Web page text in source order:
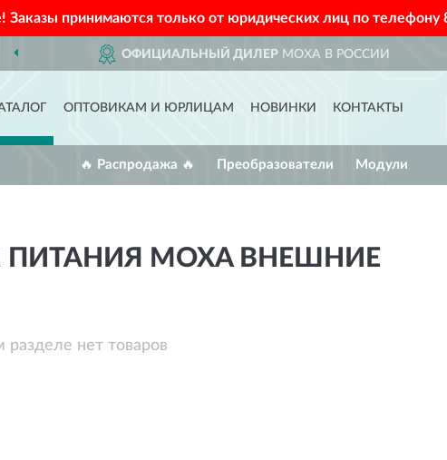
Заказы принимаются только от юридических лиц по телефону
ОФИЦИАЛЬНЫЙ ДИЛЕРMOXA В РОССИИ
ОПТОВИКАМ И ЮРЛИЦАМ НОВИНКИ КОНТАКТЫ
🔥 Распродажа 🔥 Преобразователи Модули
ПИТАНИЯ MOXA ВНЕШНИЕ
разделе нет товаров